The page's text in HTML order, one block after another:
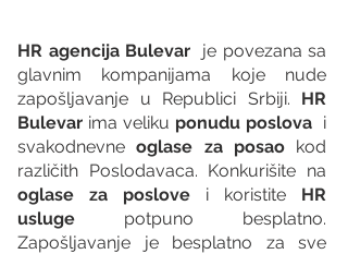
HR agencija Bulevar
  je povezana sa
glavnim kompanijama koje nude
zapošljavanje u Republici Srbiji. HR
Bulevar ima veliku ponudu poslova
  i
svakodnevne oglase za posao kod
oglase za poslove i koristite HR
usluge potpuno besplatno.
Zapošljavanje je besplatno za sve